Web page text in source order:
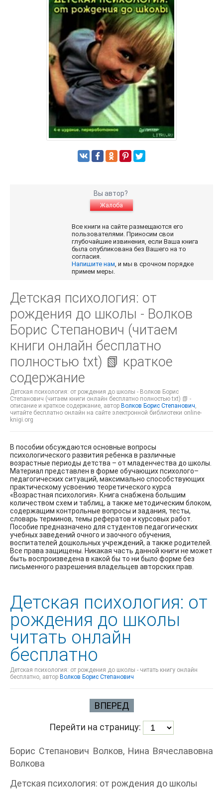
Вы автор?
Жалоба
Все книги на сайте размещаются его
пользователями. Приносим свои
глубочайшие извинения, если Ваша книга
была опубликована без Вашего на то
согласия.
Напишите нам , и мы в срочном порядке
примем меры.
Детская психология: от
рождения до школы - Волков
Борис Степанович (читаем
книги онлайн бесплатно
полностью txt) 📗 краткое
содержание
Детская психология: от рождения до школы - Волков Борис
Степанович (читаем книги онлайн бесплатно полностью txt) 📗 -
описание и краткое содержание, автор Волков Борис Степанович,
читайте бесплатно онлайн на сайте электронной библиотеки online-
knigi.org
В пособии обсуждаются основные вопросы
психологического развития ребенка в различные
возрастные периоды детства – от младенчества до школы.
Материал представлен в форме обучающих психолого–
педагогических ситуаций, максимально способствующих
практическому усвоению теоретического курса
«Возрастная психология». Книга снабжена большим
количеством схем и таблиц, а также методическим блоком,
содержащим контрольные вопросы и задания, тесты,
словарь терминов, темы рефератов и курсовых работ.
Пособие предназначено для студентов педагогических
учебных заведений очного и заочного обучения,
воспитателей дошкольных учреждений, а также родителей.
Все права защищены. Никакая часть данной книги не может
быть воспроизведена в какой бы то ни было форме без
письменного разрешения владельцев авторских прав.
Детская психология: от
рождения до школы
читать онлайн
бесплатно
Детская психология: от рождения до школы - читать книгу онлайн
бесплатно, автор Волков Борис Степанович
ВПЕРЕД
Перейти на страницу:
Борис Степанович Волков, Нина Вячеславовна
Волкова
Детская психология: от рождения до школы